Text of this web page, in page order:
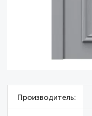
Производитель